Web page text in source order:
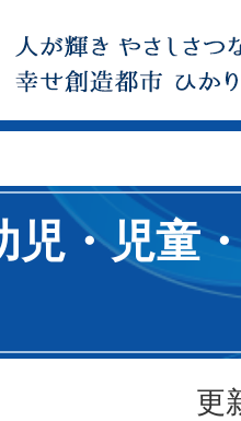
児・児童
更